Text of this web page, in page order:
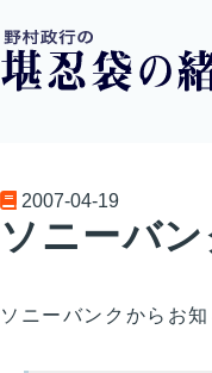
2007-04-19
ソニーバ
ソニーバンクからお